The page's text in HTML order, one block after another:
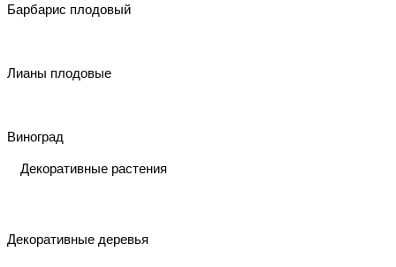
Барбарис плодовый
Лианы плодовые
Виноград
Декоративные растения
Декоративные деревья